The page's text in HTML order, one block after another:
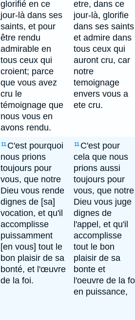
glorifié en ce
jour-là dans ses
saints, et pour
être rendu
admirable en
tous ceux qui
croient; parce
que vous avez
cru le
témoignage que
nous vous en
avons rendu.
etre, dans ce
jour-là, glorifie
dans ses saints
et admire dans
tous ceux qui
auront cru, car
notre
temoignage
envers vous a
ete cru.
11 C'est pourquoi
nous prions
toujours pour
vous, que notre
Dieu vous rende
dignes de [sa]
vocation, et qu'il
accomplisse
puissamment
[en vous] tout le
bon plaisir de sa
bonté, et l'œuvre
de la foi.
11 C'est pour
cela que nous
prions aussi
toujours pour
vous, que notre
Dieu vous juge
dignes de
l'appel, et qu'il
accomplisse
tout le bon
plaisir de sa
bonte et
l'oeuvre de la
en puissance,